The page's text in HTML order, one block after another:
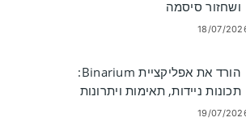
ושחזור סיסמה
18/07/
הורד את אפליקציית Binarium:
תכונות ניידות, תאימות ויתרונות
19/07/